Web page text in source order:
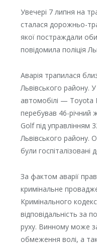
Увечері 7 липня на
сталася дорожньо-
якої постраждали
повідомила поліція
Аварія трапилася
Львівського району.
автомобілі — Toyota
перебував 46-річний
Golf під управлінням
Львівського району.
були
За фактом аварії
кримінальне
Кримінального
відповідальність за
руху. Винному може
обмеження волі, а